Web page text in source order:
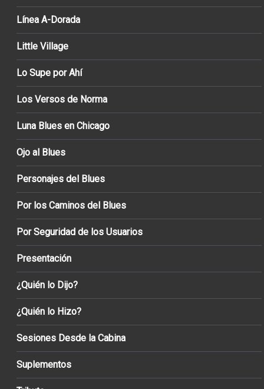
Línea A-Dorada
Little Village
Lo Supe por Ahí
Los Versos de Norma
Luna Blues en Chicago
Ojo al Blues
Personajes del Blues
Por los Caminos del Blues
Por Seguridad de los Usuarios
Presentación
¿Quién lo Dijo?
¿Quién lo Hizo?
Sesiones Desde la Cabina
Suplementos